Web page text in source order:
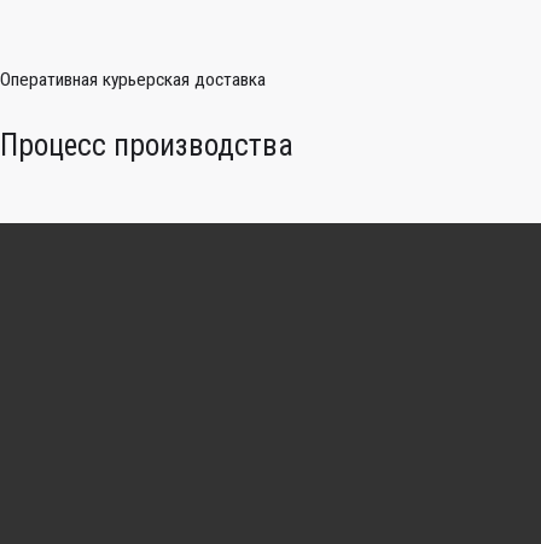
Оперативная курьерская доставка
Процесс производства